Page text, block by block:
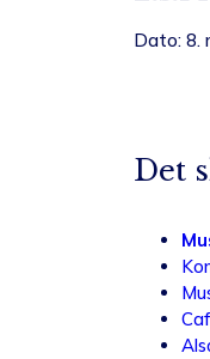
Dato: 8.
Det